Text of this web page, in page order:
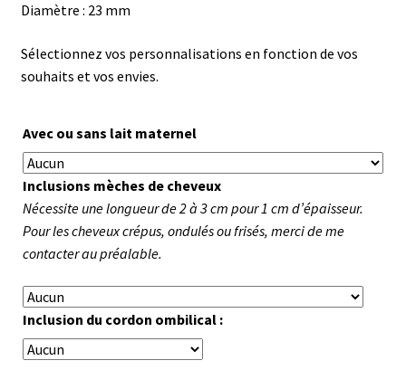
Diamètre : 23 mm
Sélectionnez vos personnalisations en fonction de vos
souhaits et vos envies.
Avec ou sans lait maternel
Inclusions mèches de cheveux
Nécessite une longueur de 2 à 3 cm pour 1 cm d’épaisseur.
Pour les cheveux crépus, ondulés ou frisés, merci de me
contacter au préalable.
Inclusion du cordon ombilical :